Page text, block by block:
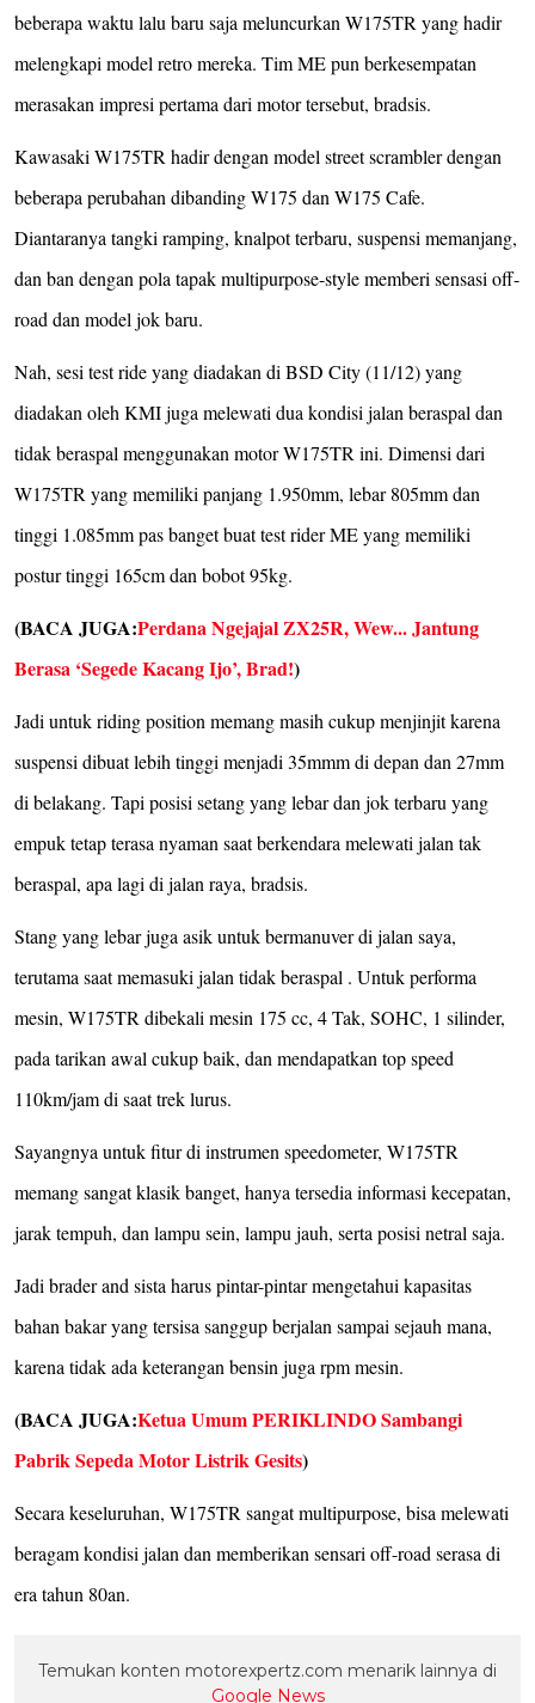
beberapa waktu lalu baru saja meluncurkan W175TR yang hadir
melengkapi model retro mereka. Tim ME pun berkesempatan
merasakan impresi pertama dari motor tersebut, bradsis.
Kawasaki W175TR hadir dengan model street scrambler dengan
beberapa perubahan dibanding W175 dan W175 Cafe.
Diantaranya tangki ramping, knalpot terbaru, suspensi memanjang,
dan ban dengan pola tapak multipurpose-style memberi sensasi off-
road dan model jok baru.
Nah, sesi test ride yang diadakan di BSD City (11/12) yang
diadakan oleh KMI juga melewati dua kondisi jalan beraspal dan
tidak beraspal menggunakan motor W175TR ini. Dimensi dari
W175TR yang memiliki panjang 1.950mm, lebar 805mm dan
tinggi 1.085mm pas banget buat test rider ME yang memiliki
postur tinggi 165cm dan bobot 95kg.
(BACA JUGA:Perdana Ngejajal ZX25R, Wew... Jantung
Berasa ‘Segede Kacang Ijo’, Brad!)
Jadi untuk riding position memang masih cukup menjinjit karena
suspensi dibuat lebih tinggi menjadi 35mmm di depan dan 27mm
di belakang. Tapi posisi setang yang lebar dan jok terbaru yang
empuk tetap terasa nyaman saat berkendara melewati jalan tak
beraspal, apa lagi di jalan raya, bradsis.
Stang yang lebar juga asik untuk bermanuver di jalan saya,
terutama saat memasuki jalan tidak beraspal . Untuk performa
mesin, W175TR dibekali mesin 175 cc, 4 Tak, SOHC, 1 silinder,
pada tarikan awal cukup baik, dan mendapatkan top speed
110km/jam di saat trek lurus.
Sayangnya untuk fitur di instrumen speedometer, W175TR
memang sangat klasik banget, hanya tersedia informasi kecepatan,
jarak tempuh, dan lampu sein, lampu jauh, serta posisi netral saja.
Jadi brader and sista harus pintar-pintar mengetahui kapasitas
bahan bakar yang tersisa sanggup berjalan sampai sejauh mana,
karena tidak ada keterangan bensin juga rpm mesin.
(BACA JUGA:Ketua Umum PERIKLINDO Sambangi
Pabrik Sepeda Motor Listrik Gesits)
Secara keseluruhan, W175TR sangat multipurpose, bisa melewati
beragam kondisi jalan dan memberikan sensari off-road serasa di
era tahun 80an.
Temukan konten motorexpertz.com menarik lainnya di
Google News